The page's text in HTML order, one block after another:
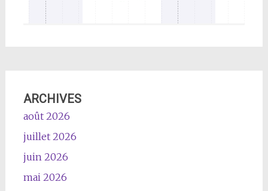
ARCHIVES
août 2026
juillet 2026
juin 2026
mai 2026